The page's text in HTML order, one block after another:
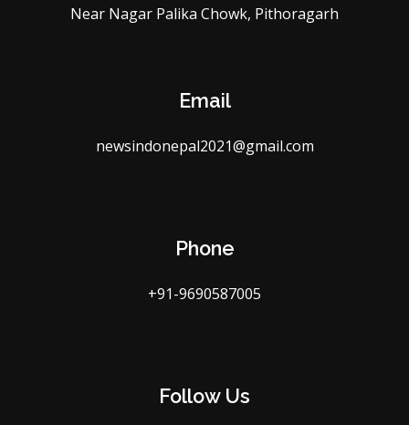
Near Nagar Palika Chowk, Pithoragarh
Email
newsindonepal2021@gmail.com
Phone
+91-9690587005
Follow Us